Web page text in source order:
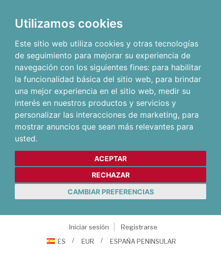
Utilizamos cookies
Este sitio web utiliza cookies y otras tecnologías
de seguimiento para mejorar su experiencia de
navegación con los siguientes fines: para habilitar
la funcionalidad básica del sitio web, para brindar
una mejor experiencia en el sitio web, medir su
interés en nuestros productos y servicios y
personalizar las interacciones de marketing, para
mostrar anuncios que sean más relevantes para
usted.
ACEPTAR
RECHAZAR
CAMBIAR PREFERENCIAS
Iniciar sesión
Registrarse
ES
EUR ESPAÑA PENINSULAR